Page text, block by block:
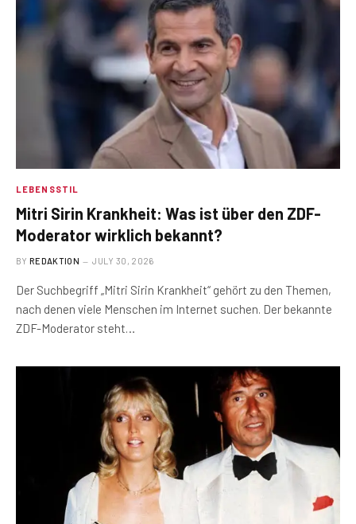
LEBENSSTIL
Mitri Sirin Krankheit: Was ist über den ZDF-
Moderator wirklich bekannt?
BY REDAKTION JULY 30, 2026
Der Suchbegriff „Mitri Sirin Krankheit“ gehört zu den Themen,
nach denen viele Menschen im Internet suchen. Der bekannte
ZDF-Moderator steht…